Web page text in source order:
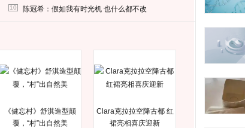
10 陈冠希：假如我有时光机 也什么都不改
《健忘村》舒淇造型颠
覆，“村”出自然美
Clara克拉拉空降古都 红
裙亮相喜庆迎新